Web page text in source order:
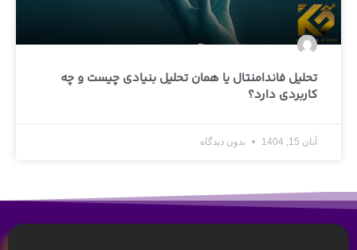
تحلیل فاندامنتال یا همان تحلیل بنیادی چیست و چه
کاربردی دارد؟
آبان 15, 1404 بدون دیدگاه